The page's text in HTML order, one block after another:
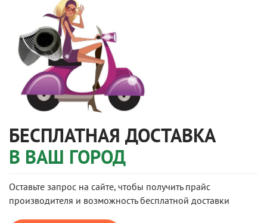
БЕСПЛАТНАЯ ДОСТАВКА
В ВАШ ГОРОД
Оставьте запрос на сайте, чтобы получить прайс
производителя и возможность бесплатной доставки